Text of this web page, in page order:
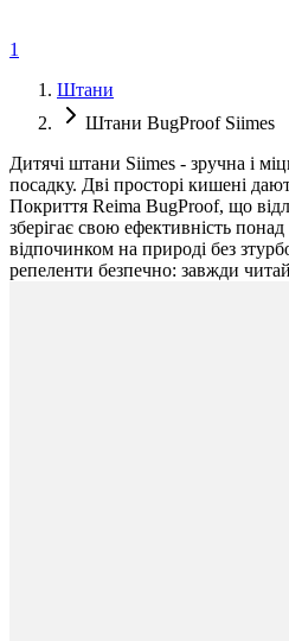
1
Штани
Штани BugProof Siimes
Дитячі штани Siimes - зручна і
посадку. Дві просторі кишені
Покриття Reima BugProof, що
зберігає свою ефективність
відпочинком на природі без
репеленти безпечно: завжди